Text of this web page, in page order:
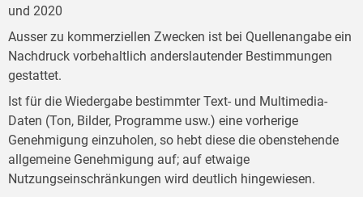
und 2020
Ausser zu kommerziellen Zwecken ist bei Quellenangabe ein
Nachdruck vorbehaltlich anderslautender Bestimmungen
gestattet.
Ist für die Wiedergabe bestimmter Text- und Multimedia-
Daten (Ton, Bilder, Programme usw.) eine vorherige
Genehmigung einzuholen, so hebt diese die obenstehende
allgemeine Genehmigung auf; auf etwaige
Nutzungseinschränkungen wird deutlich hingewiesen.